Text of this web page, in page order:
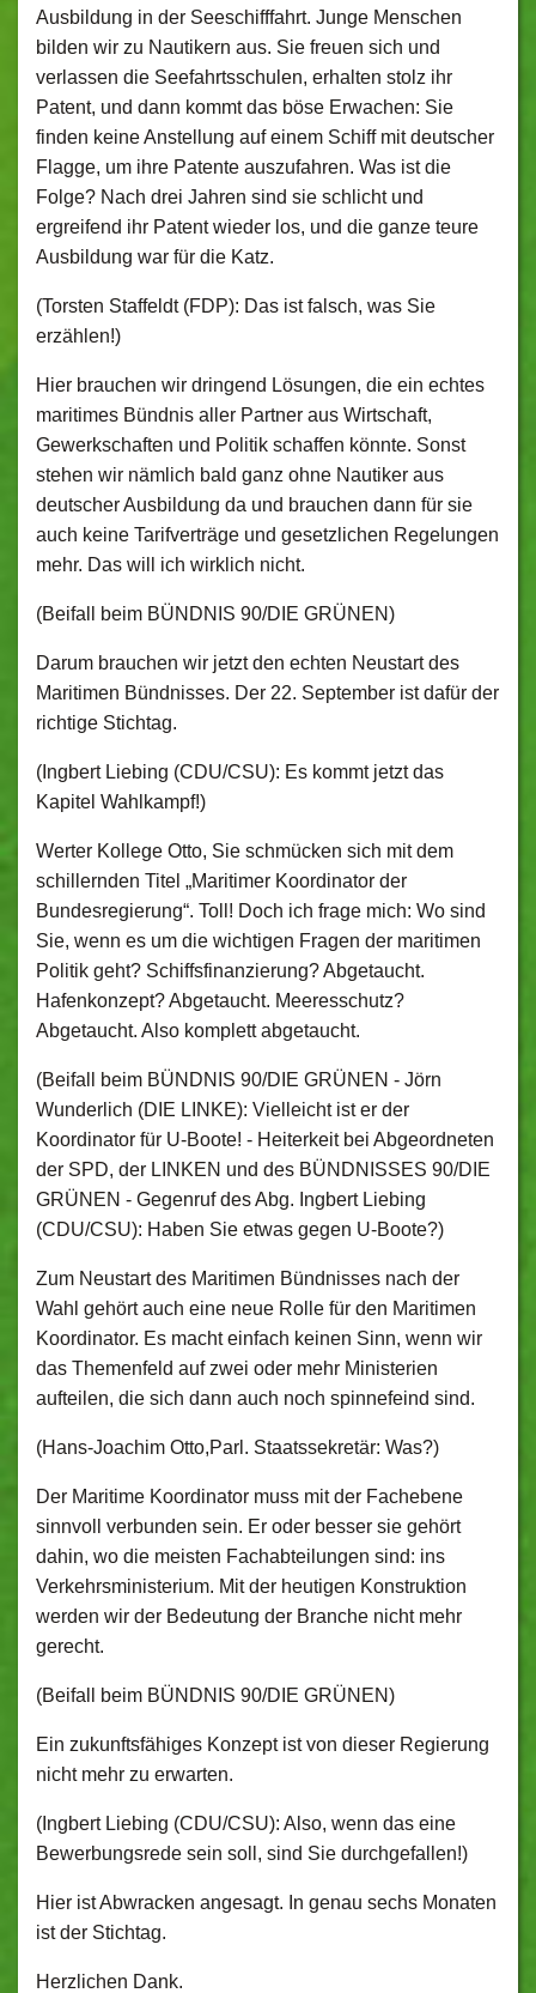
Ausbildung in der Seeschifffahrt. Junge Menschen
bilden wir zu Nautikern aus. Sie freuen sich und
verlassen die Seefahrtsschulen, erhalten stolz ihr
Patent, und dann kommt das böse Erwachen: Sie
finden keine Anstellung auf einem Schiff mit deutscher
Flagge, um ihre Patente auszufahren. Was ist die
Folge? Nach drei Jahren sind sie schlicht und
ergreifend ihr Patent wieder los, und die ganze teure
Ausbildung war für die Katz.
(Torsten Staffeldt (FDP): Das ist falsch, was Sie
erzählen!)
Hier brauchen wir dringend Lösungen, die ein echtes
maritimes Bündnis aller Partner aus Wirtschaft,
Gewerkschaften und Politik schaffen könnte. Sonst
stehen wir nämlich bald ganz ohne Nautiker aus
deutscher Ausbildung da und brauchen dann für sie
auch keine Tarifverträge und gesetzlichen Regelungen
mehr. Das will ich wirklich nicht.
(Beifall beim BÜNDNIS 90/DIE GRÜNEN)
Darum brauchen wir jetzt den echten Neustart des
Maritimen Bündnisses. Der 22. September ist dafür der
richtige Stichtag.
(Ingbert Liebing (CDU/CSU): Es kommt jetzt das
Kapitel Wahlkampf!)
Werter Kollege Otto, Sie schmücken sich mit dem
schillernden Titel „Maritimer Koordinator der
Bundesregierung“. Toll! Doch ich frage mich: Wo sind
Sie, wenn es um die wichtigen Fragen der maritimen
Politik geht? Schiffsfinanzierung? Abgetaucht.
Hafenkonzept? Abgetaucht. Meeresschutz?
Abgetaucht. Also komplett abgetaucht.
(Beifall beim BÜNDNIS 90/DIE GRÜNEN - Jörn
Wunderlich (DIE LINKE): Vielleicht ist er der
Koordinator für U-Boote! - Heiterkeit bei Abgeordneten
der SPD, der LINKEN und des BÜNDNISSES 90/DIE
GRÜNEN - Gegenruf des Abg. Ingbert Liebing
(CDU/CSU): Haben Sie etwas gegen U-Boote?)
Zum Neustart des Maritimen Bündnisses nach der
Wahl gehört auch eine neue Rolle für den Maritimen
Koordinator. Es macht einfach keinen Sinn, wenn wir
das Themenfeld auf zwei oder mehr Ministerien
aufteilen, die sich dann auch noch spinnefeind sind.
(Hans-Joachim Otto,Parl. Staatssekretär: Was?)
Der Maritime Koordinator muss mit der Fachebene
sinnvoll verbunden sein. Er oder besser sie gehört
dahin, wo die meisten Fachabteilungen sind: ins
Verkehrsministerium. Mit der heutigen Konstruktion
werden wir der Bedeutung der Branche nicht mehr
gerecht.
(Beifall beim BÜNDNIS 90/DIE GRÜNEN)
Ein zukunftsfähiges Konzept ist von dieser Regierung
nicht mehr zu erwarten.
(Ingbert Liebing (CDU/CSU): Also, wenn das eine
Bewerbungsrede sein soll, sind Sie durchgefallen!)
Hier ist Abwracken angesagt. In genau sechs Monaten
ist der Stichtag.
Herzlichen Dank.